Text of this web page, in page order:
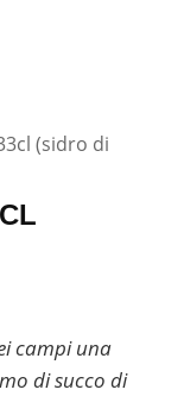
(sidro di
campi una
di succo di